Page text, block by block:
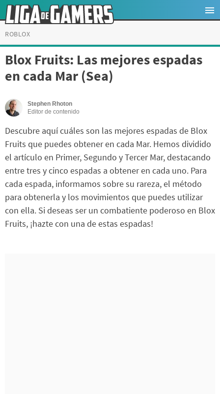
ROBLOX
Blox Fruits: Las mejores espadas
en cada Mar (Sea)
Stephen Rhoton
Editor de contenido
Descubre aquí cuáles son las mejores espadas de Blox
Fruits que puedes obtener en cada Mar. Hemos dividido
el artículo en Primer, Segundo y Tercer Mar, destacando
entre tres y cinco espadas a obtener en cada uno. Para
cada espada, informamos sobre su rareza, el método
para obtenerla y los movimientos que puedes utilizar
con ella. Si deseas ser un combatiente poderoso en Blox
Fruits, ¡hazte con una de estas espadas!